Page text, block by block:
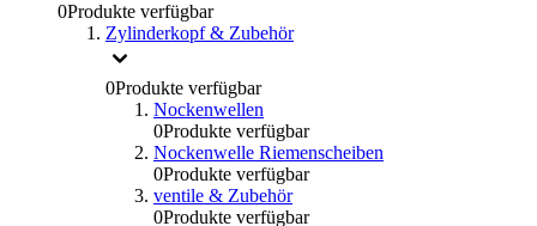
0Produkte verfügbar
Zylinderkopf & Zubehör
0Produkte verfügbar
Nockenwellen
0Produkte verfügbar
Nockenwelle Riemenscheiben
0Produkte verfügbar
ventile & Zubehör
0Produkte verfügbar